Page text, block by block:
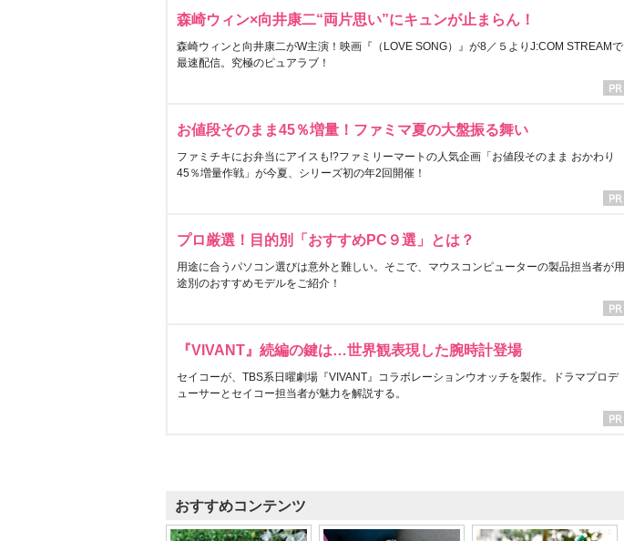
森崎ウィン×向井康二“両片思い”にキュンが止まらん！
森崎ウィンと向井康二がW主演！映画『（LOVE SONG）』が8／５よりJ:COM STREAMで
最速配信。究極のピュアラブ！
お値段そのまま45％増量！ファミマ夏の大盤振る舞い
ファミチキにお弁当にアイスも!?ファミリーマートの人気企画「お値段そのまま おかわり
45％増量作戦」が今夏、シリーズ初の年2回開催！
プロ厳選！目的別「おすすめPC９選」とは？
用途に合うパソコン選びは意外と難しい。そこで、マウスコンピューターの製品担当者が用
途別のおすすめモデルをご紹介！
『VIVANT』続編の鍵は…世界観表現した腕時計登場
セイコーが、TBS系日曜劇場『VIVANT』コラボレーションウオッチを製作。ドラマプロデ
ューサーとセイコー担当者が魅力を解説する。
おすすめコンテンツ